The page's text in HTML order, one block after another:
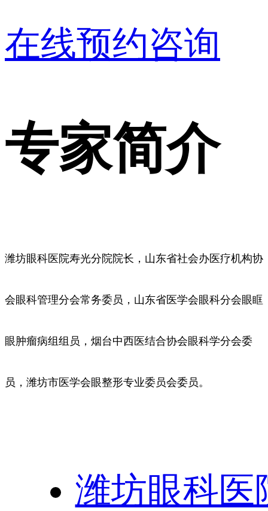
在线预约咨询
专家简介
潍坊眼科医院寿光分院院长，山东省社会办医疗机构协
会眼科管理分会常务委员，山东省医学会眼科分会眼眶
眼肿瘤病组组员，烟台中西医结合协会眼科学分会委
员，潍坊市医学会眼整形专业委员会委员。
潍坊眼科医